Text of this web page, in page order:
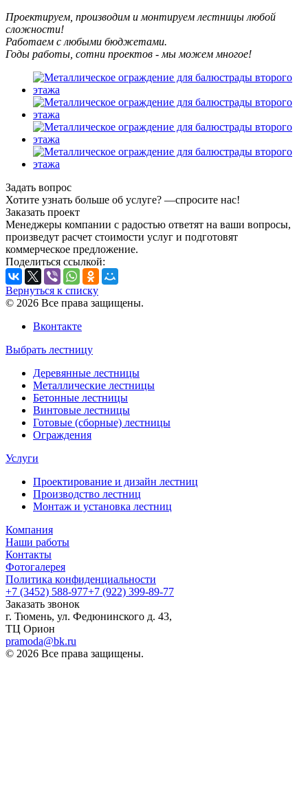
Проектируем, производим и монтируем лестницы любой
сложности!
Работаем с любыми бюджетами.
Годы работы, сотни проектов - мы можем многое!
Задать вопрос
Хотите узнать больше об услуге? —cпросите нас!
Заказать проект
Менеджеры компании с радостью ответят на ваши вопросы,
произведут расчет стоимости услуг и подготовят
коммерческое предложение.
Поделиться ссылкой:
Вернуться к списку
© 2026 Все права защищены.
Вконтакте
Выбрать лестницу
Деревянные лестницы
Металлические лестницы
Бетонные лестницы
Винтовые лестницы
Готовые (сборные) лестницы
Ограждения
Услуги
Проектирование и дизайн лестниц
Производство лестниц
Монтаж и установка лестниц
Компания
Наши работы
Контакты
Фотогалерея
Политика конфиденциальности
+7 (3452) 588-977+7 (922) 399-89-77
Заказать звонок
г. Тюмень, ул. Федюнинского д. 43,
ТЦ Орион
pramoda@bk.ru
© 2026 Все права защищены.